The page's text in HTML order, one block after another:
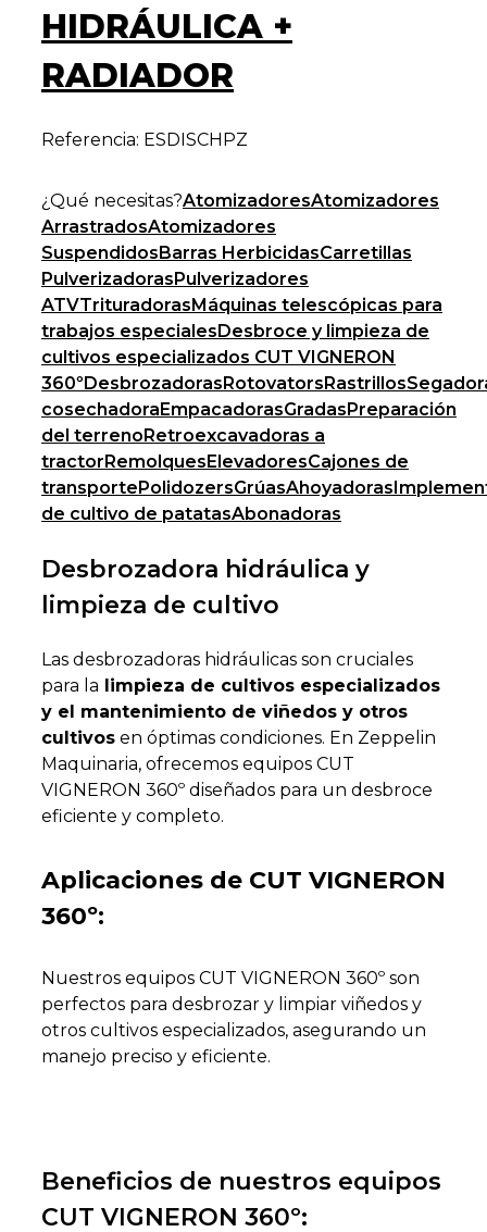
HIDRÁULICA +
RADIADOR
Referencia: ESDISCHPZ
¿Qué necesitas?AtomizadoresAtomizadores
ArrastradosAtomizadores
Suspendidos Barras HerbicidasCarretillas
Pulverizadoras Pulverizadores
ATVTrituradoras Máquinas telescópicas para
trabajos especiales Desbroce y limpieza de
cultivos especializados CUT VIGNERON
360º Desbrozadoras Rotovators Rastrillos
cosechadora EmpacadorasGradas Preparación
del terreno Retroexcavadoras a
tractor Remolques ElevadoresCajones de
transporte PolidozersGrúasAhoyadoras
de cultivo de patatasAbonadoras
Desbrozadora hidráulica y
limpieza de cultivo
Las desbrozadoras hidráulicas son cruciales
para la limpieza de cultivos especializados
y el mantenimiento de viñedos y otros
cultivos en óptimas condiciones. En Zeppelin
Maquinaria, ofrecemos equipos CUT
VIGNERON 360º diseñados para un desbroce
eficiente y completo.
Aplicaciones de CUT VIGNERON
360º:
Nuestros equipos CUT VIGNERON 360º son
perfectos para desbrozar y limpiar viñedos y
otros cultivos especializados, asegurando un
manejo preciso y eficiente.
Beneficios de nuestros equipos
CUT VIGNERON 360º: